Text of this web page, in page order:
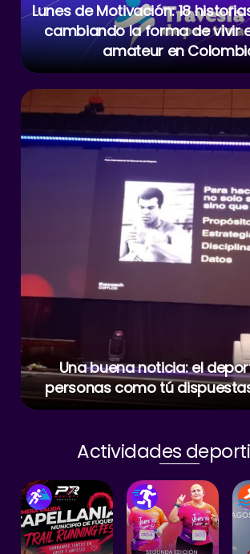
Lunes de Motivación: 18
cambiando la forma de vivir
amateur en
Una buena noticia: el
personas como tú
Actividades